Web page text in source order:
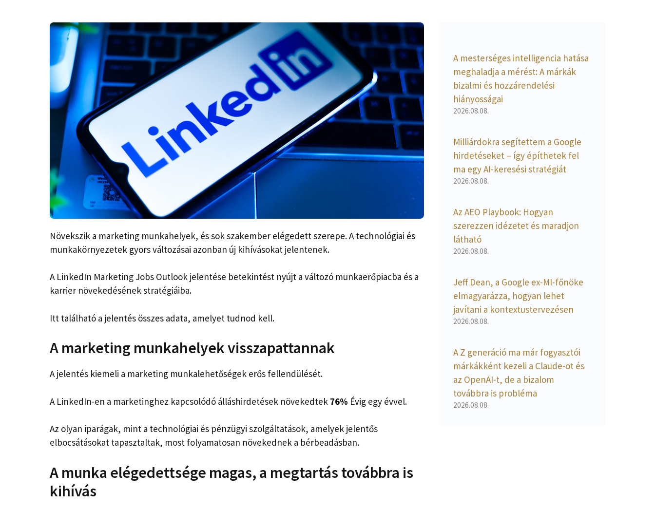
Növekszik a marketing munkahelyek, és sok szakember elégedett szerepe. A technológiai és
munkakörnyezetek gyors változásai azonban új kihívásokat jelentenek.
A LinkedIn Marketing Jobs Outlook jelentése betekintést nyújt a változó munkaerőpiacba és a
karrier növekedésének stratégiáiba.
Itt található a jelentés összes adata, amelyet tudnod kell.
A marketing munkahelyek visszapattannak
A jelentés kiemeli a marketing munkalehetőségek erős fellendülését.
A LinkedIn-en a marketinghez kapcsolódó álláshirdetések növekedtek 76% Évig egy évvel.
Az olyan iparágak, mint a technológiai és pénzügyi szolgáltatások, amelyek jelentős
elbocsátásokat tapasztaltak, most folyamatosan növekednek a bérbeadásban.
A munka elégedettsége magas, a megtartás továbbra is
kihívás
A mesterséges intelligencia hatása
meghaladja a mérést: A márkák
bizalmi és hozzárendelési
hiányosságai
2026.08.08.
Milliárdokra segítettem a Google
hirdetéseket – így építhetek fel
ma egy AI-keresési stratégiát
2026.08.08.
Az AEO Playbook: Hogyan
szerezzen idézetet és maradjon
látható
2026.08.08.
Jeff Dean, a Google ex-MI-főnöke
elmagyarázza, hogyan lehet
javítani a kontextustervezésen
2026.08.08.
A Z generáció ma már fogyasztói
márkákként kezeli a Claude-ot és
az OpenAI-t, de a bizalom
továbbra is probléma
2026.08.08.